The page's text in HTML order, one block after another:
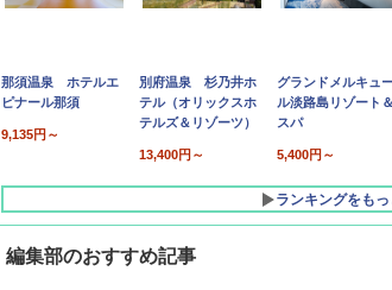
那須温泉 ホテルエ
ピナール那須
9,135円～
別府温泉 杉乃井ホ
テル（オリックスホ
テルズ＆リゾーツ）
13,400円～
グランドメルキュ
ル淡路島リゾート＆
スパ
5,400円～
ランキングをも
編集部のおすすめ記事